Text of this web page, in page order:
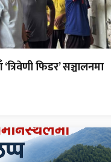
फिडर’ सञ्चालनमा